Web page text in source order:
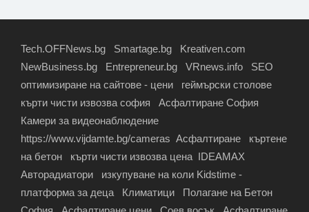
Tech.OFFNews.bg Smartage.bg
Kreativen.com
NewBusiness.bg
Entrepreneur.bg VRnews.info
SEO
оптимизиране на сайтове - цени
геймърски столове
кърти чисти извозва софия
Асфалтиране София
Камери за видеонаблюдение
https://www.vijdamte.bg/cameras Асфалтиране
къртене
на бетон
кърти чисти извозва цена IDEAMAX
Авторадиатори
изкупуване на коли Kidstime -
платформа за деца
Климатици
Полагане на Бетон